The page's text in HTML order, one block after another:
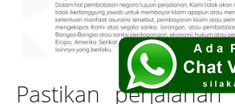
Pastikan